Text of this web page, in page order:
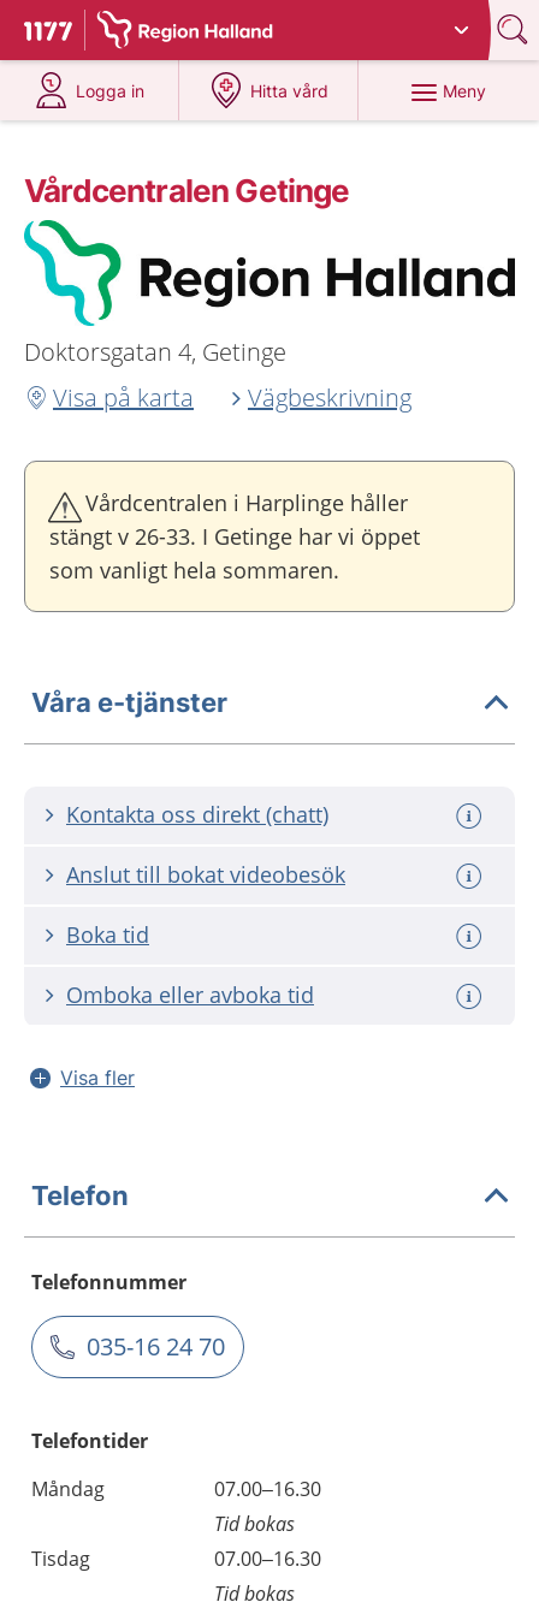
Till startsidan för 1177
Du har valt region Halland
Logga in
på 1177.se
Hitta vård
på 1177.se
Meny
Vårdcentralen Getinge
Doktorsgatan 4, Getinge
Visa på karta
Vägbeskrivning
Vårdcentralen i Harplinge håller
stängt v 26-33. I Getinge har vi öppet
som vanligt hela sommaren.
Våra e-tjänster
Kontakta oss direkt (chatt)
Anslut till bokat videobesök
Boka tid
Omboka eller avboka tid
Visa fler
Telefon
Telefonnummer
035-16 24 70
Telefontider
Måndag
07.00–16.30
Tid bokas
Tisdag
07.00–16.30
Tid bokas